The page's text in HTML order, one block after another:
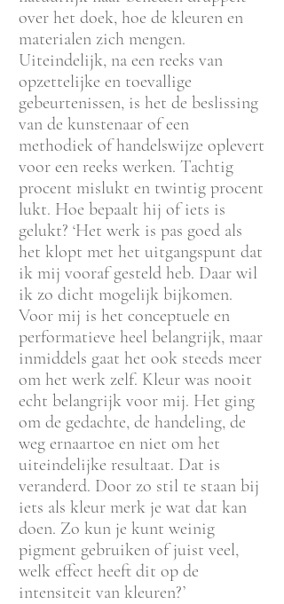
over het doek, hoe de kleuren en
materialen zich mengen.
Uiteindelijk, na een reeks van
opzettelijke en toevallige
gebeurtenissen, is het de beslissing
van de kunstenaar of een
methodiek of handelswijze oplevert
voor een reeks werken. Tachtig
procent mislukt en twintig procent
lukt. Hoe bepaalt hij of iets is
gelukt? ‘Het werk is pas goed als
het klopt met het uitgangspunt dat
ik mij vooraf gesteld heb. Daar wil
ik zo dicht mogelijk bijkomen.
Voor mij is het conceptuele en
performatieve heel belangrijk, maar
inmiddels gaat het ook steeds meer
om het werk zelf. Kleur was nooit
echt belangrijk voor mij. Het ging
om de gedachte, de handeling, de
weg ernaartoe en niet om het
uiteindelijke resultaat. Dat is
veranderd. Door zo stil te staan bij
iets als kleur merk je wat dat kan
doen. Zo kun je kunt weinig
pigment gebruiken of juist veel,
welk effect heeft dit op de
intensiteit van kleuren?’